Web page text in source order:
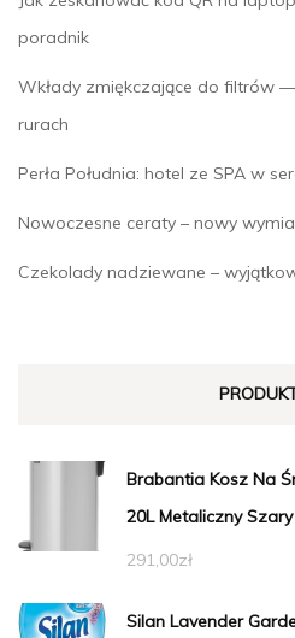
poradnik
Wkłady zmiękczające do filtrów
rurach
Perła Południa: hotel ze SPA w
Nowoczesne ceraty – nowy
Czekolady nadziewane –
Brabantia Kosz Na
20L Metaliczny
291,00zł
Silan Lavender